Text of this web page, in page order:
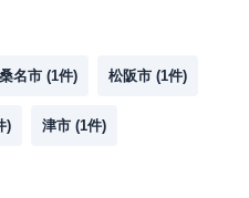
桑名市 (1件) 松阪市 (1件)
) 津市 (1件)